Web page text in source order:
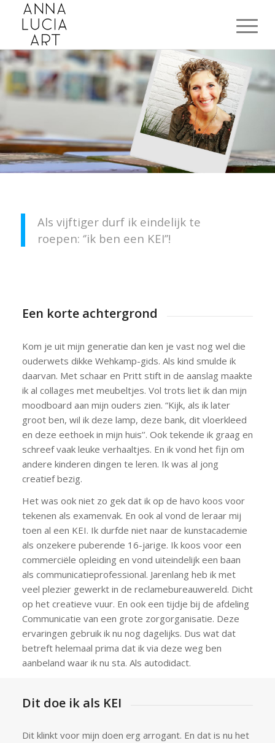
Als vijftiger durf ik eindelijk te
roepen: ‘’ik ben een KEI’’!
Een korte achtergrond
Kom je uit mijn generatie dan ken je vast nog wel die
ouderwets dikke Wehkamp-gids. Als kind smulde ik
daarvan. Met schaar en Pritt stift in de aanslag maakte
ik al collages met meubeltjes. Vol trots liet ik dan mijn
moodboard aan mijn ouders zien. “Kijk, als ik later
groot ben, wil ik deze lamp, deze bank, dit vloerkleed
en deze eethoek in mijn huis’’. Ook tekende ik graag en
schreef vaak leuke verhaaltjes. En ik vond het fijn om
andere kinderen dingen te leren. Ik was al jong
creatief bezig.
Het was ook niet zo gek dat ik op de havo koos voor
tekenen als examenvak. En ook al vond de leraar mij
toen al een KEI. Ik durfde niet naar de kunstacademie
als onzekere puberende 16-jarige. Ik koos voor een
commerciële opleiding en vond uiteindelijk een baan
als communicatieprofessional. Jarenlang heb ik met
veel plezier gewerkt in de reclamebureauwereld. Dicht
op het creatieve vuur. En ook een tijdje bij de afdeling
Communicatie van een grote zorgorganisatie. Deze
ervaringen gebruik ik nu nog dagelijks. Dus wat dat
betreft helemaal prima dat ik via deze weg ben
aanbeland waar ik nu sta. Als autodidact.
Dit doe ik als KEI
Dit klinkt voor mijn doen erg arrogant. En dat is nu het